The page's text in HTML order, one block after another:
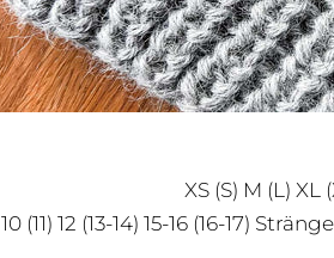
XS (S) M (L) XL
10 (11) 12 (13-14) 15-16 (16-17) Stränge